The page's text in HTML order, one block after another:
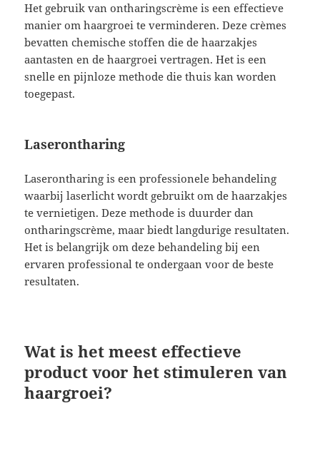
Het gebruik van ontharingscrème is een effectieve
manier om haargroei te verminderen. Deze crèmes
bevatten chemische stoffen die de haarzakjes
aantasten en de haargroei vertragen. Het is een
snelle en pijnloze methode die thuis kan worden
toegepast.
Laserontharing
Laserontharing is een professionele behandeling
waarbij laserlicht wordt gebruikt om de haarzakjes
te vernietigen. Deze methode is duurder dan
ontharingscrème, maar biedt langdurige resultaten.
Het is belangrijk om deze behandeling bij een
ervaren professional te ondergaan voor de beste
resultaten.
Wat is het meest effectieve
product voor het stimuleren van
haargroei?